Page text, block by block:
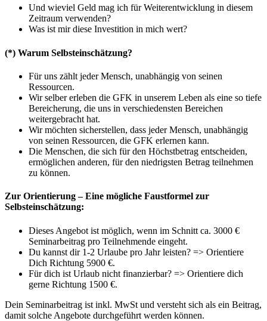
Und wieviel Geld mag ich für Weiterentwicklung in diesem
Zeitraum verwenden?
Was ist mir diese Investition in mich wert?
(*) Warum Selbsteinschätzung?
Für uns zählt jeder Mensch, unabhängig von seinen
Ressourcen.
Wir selber erleben die GFK in unserem Leben als eine so tiefe
Bereicherung, die uns in verschiedensten Bereichen
weitergebracht hat.
Wir möchten sicherstellen, dass jeder Mensch, unabhängig
von seinen Ressourcen, die GFK erlernen kann.
Die Menschen, die sich für den Höchstbetrag entscheiden,
ermöglichen anderen, für den niedrigsten Betrag teilnehmen
zu können.
Zur Orientierung – Eine mögliche Faustformel zur
Selbsteinschätzung:
Dieses Angebot ist möglich, wenn im Schnitt ca. 3000 €
Seminarbeitrag pro Teilnehmende eingeht.
Du kannst dir 1-2 Urlaube pro Jahr leisten? => Orientiere
Dich Richtung 5900 €.
Für dich ist Urlaub nicht finanzierbar? => Orientiere dich
gerne Richtung 1500 €.
Dein Seminarbeitrag ist inkl. MwSt und versteht sich als ein Beitrag,
damit solche Angebote durchgeführt werden können.